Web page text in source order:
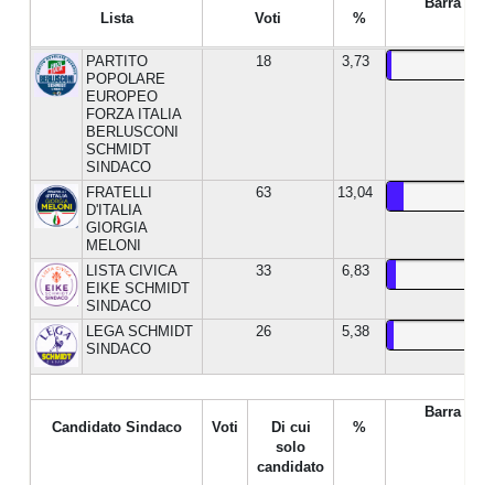
Lista Voti %
PARTITO
POPOLARE
EUROPEO
FORZA ITALIA
BERLUSCONI
SCHMIDT
SINDACO
18 3,73
FRATELLI
D'ITALIA
GIORGIA
MELONI
63 13,04
LISTA CIVICA
EIKE SCHMIDT
SINDACO
33 6,83
LEGA SCHMIDT
SINDACO
26 5,38
Candidato Sindaco Voti
Di cui
solo
candidato
%
Barra %